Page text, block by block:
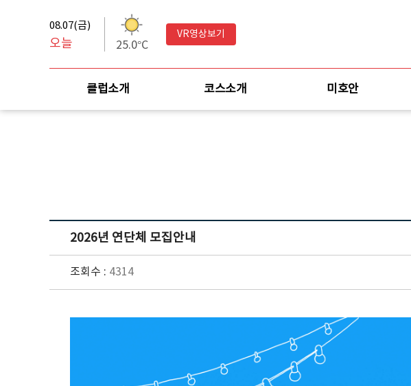
08.07(금)
오늘 25.0°C
VR영상보기
클럽소개 코스소개 미호안
2026년 연단체 모집안내
조회수 : 4314